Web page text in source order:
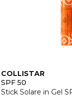
COLLISTAR
SPF 50
Stick Solare in Gel